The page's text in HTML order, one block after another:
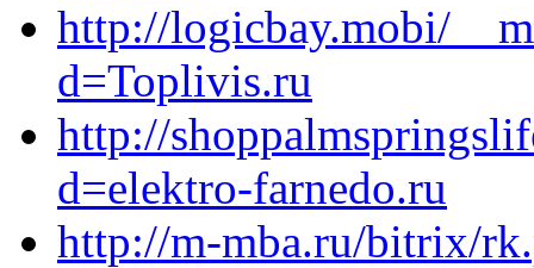
http://logicbay.mobi/
d=Toplivis.ru
http://
d=elektro-farnedo.ru
http://m-mba.ru/bitrix/